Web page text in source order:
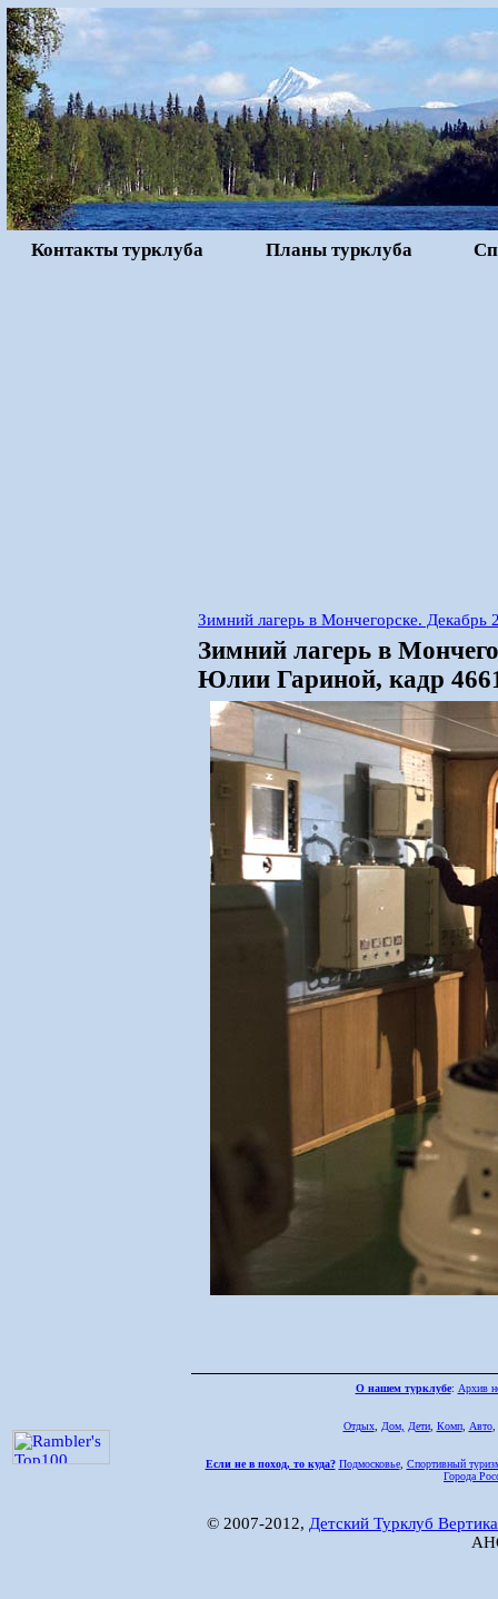
Контакты турклуба Планы турклуба
Зимний лагерь в Мончегорске.
Зимний лагерь в
Юлии Гариной, кадр
О нашем турклубе: Архив
Отдых, Дом, Дети, Комп, Авто,
Если не в поход, то куда? Подмосковье, Спортивный
Города
© 2007-2012, Детский Турклуб